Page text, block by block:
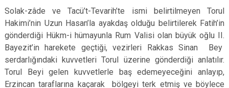
Solak-zâde ve Tacü’t-Tevarih’te ismi belirtilmeyen Torul
Hakimi’nin Uzun Hasan’la ayakdaş olduğu belirtilerek Fatih’in
gönderdiği Hükm-i hümayunla Rum Valisi olan büyük oğlu II.
Bayezit’in harekete geçtiği, vezirleri Rakkas Sinan Bey
serdarlığındaki kuvvetleri Torul üzerine gönderdiği anlatılır.
Torul Beyi gelen kuvvetlerle baş edemeyeceğini anlayıp,
Erzincan taraflarına kaçarak bölgeyi terk etmiş ve böylece